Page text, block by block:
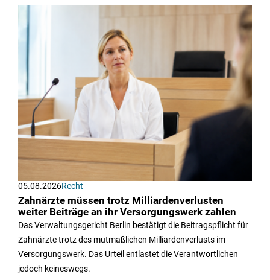
05.08.2026Recht
Zahnärzte müssen trotz Milliardenverlusten
weiter Beiträge an ihr Versorgungswerk zahlen
Das Verwaltungsgericht Berlin bestätigt die Beitragspflicht für
Zahnärzte trotz des mutmaßlichen Milliardenverlusts im
Versorgungswerk. Das Urteil entlastet die Verantwortlichen
jedoch keineswegs.